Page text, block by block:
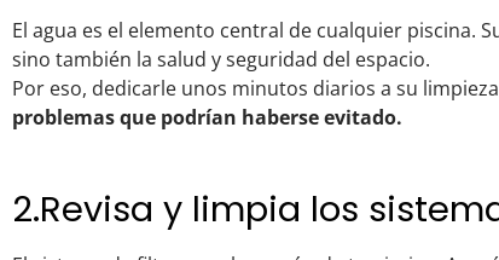
El agua es el elemento central de cualquier piscina.
sino también la salud y seguridad del espacio.
Por eso, dedicarle unos minutos diarios a su
problemas que podrían haberse evitado.
2.Revisa y limpia los